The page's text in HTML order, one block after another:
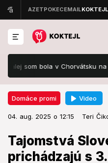
bola v Chorvátsku na ostrove
Domáce promi Video
04. aug. 2025 o 12:15 Teri
Tajomstvá
prichádzajú s
Domáce promi 04. aug.
Tajomstvá
s 3. sériou,
Simony